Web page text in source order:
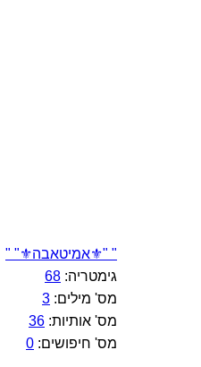
" "⚜️אמיטאבה⚜️" "
גימטריה: 68
מס' מילים: 3
מס' אותיות: 36
מס' חיפושים: 0